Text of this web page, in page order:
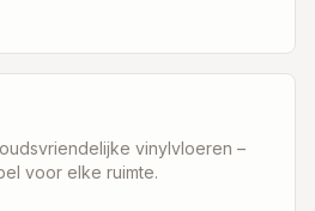
vinylvloeren –
voor elke ruimte.